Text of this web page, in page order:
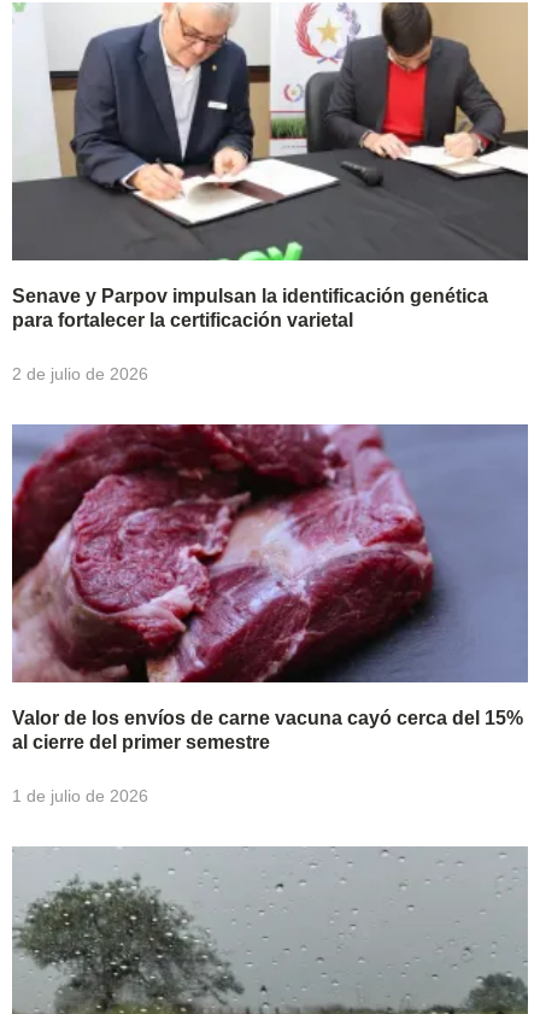
Senave y Parpov impulsan la identificación genética
para fortalecer la certificación varietal
2 de julio de 2026
Valor de los envíos de carne vacuna cayó cerca del 15%
al cierre del primer semestre
1 de julio de 2026